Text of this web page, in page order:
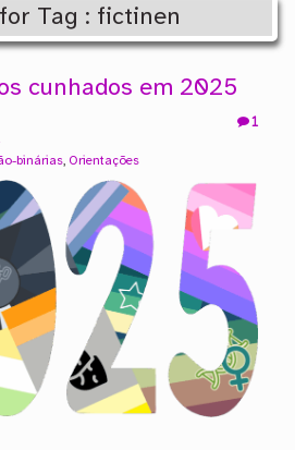
Tag : fictinen
cunhados em 2025
1
binárias, Orientações